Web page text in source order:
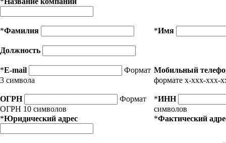
*Фамилия *Имя
Должность
*E-mail
Формат
3 символа
Мобильный
формате x-xxx-xxx-
ОГРН
Формат
ОГРН 10 символов
*ИНН
символов
*Юридический адрес *Фактический